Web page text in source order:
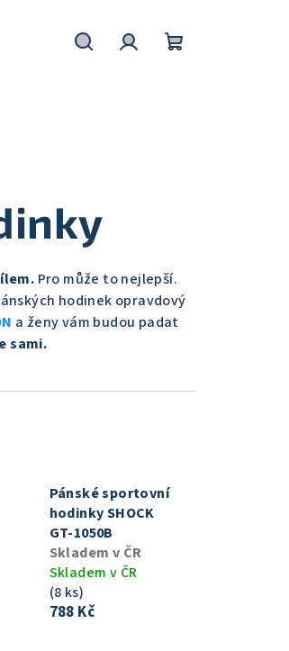
Pro může to nejlepší.
hodinek opravdový
a ženy vám budou padat
sami.
Pánské sportovní
hodinky SHOCK
GT-1050B
Skladem v ČR
Skladem v ČR
(8 ks)
788 Kč